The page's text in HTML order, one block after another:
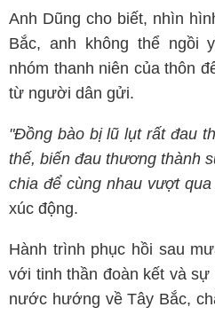
Anh Dũng cho biết, nhìn
Bắc, anh không thể ngồi
nhóm thanh niên của thôn
từ người dân gửi.
"Đồng bào bị lũ lụt rất đau
thế, biến đau thương thành
chia để cùng nhau vượt qua
xúc động.
Hành trình phục hồi sau
với tinh thần đoàn kết và
nước hướng về Tây Bắc,